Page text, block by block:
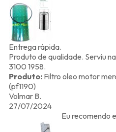
Entrega rápida.
Produto de qualidade. Serviu
3100 1958.
Produto:Filtro oleo motor
(pf1190)
Volmar B.
27/07/2024
Eu recomendo